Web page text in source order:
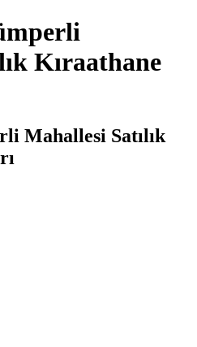
Kıraathane
Mahallesi Satılık